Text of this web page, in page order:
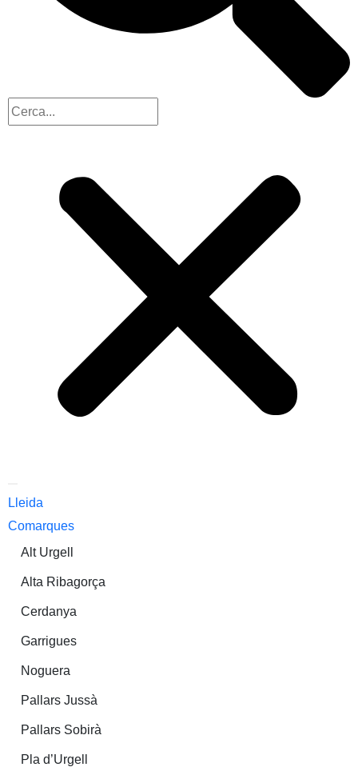
Lleida
Comarques
Alt Urgell
Alta Ribagorça
Cerdanya
Garrigues
Noguera
Pallars Jussà
Pallars Sobirà
Pla d’Urgell